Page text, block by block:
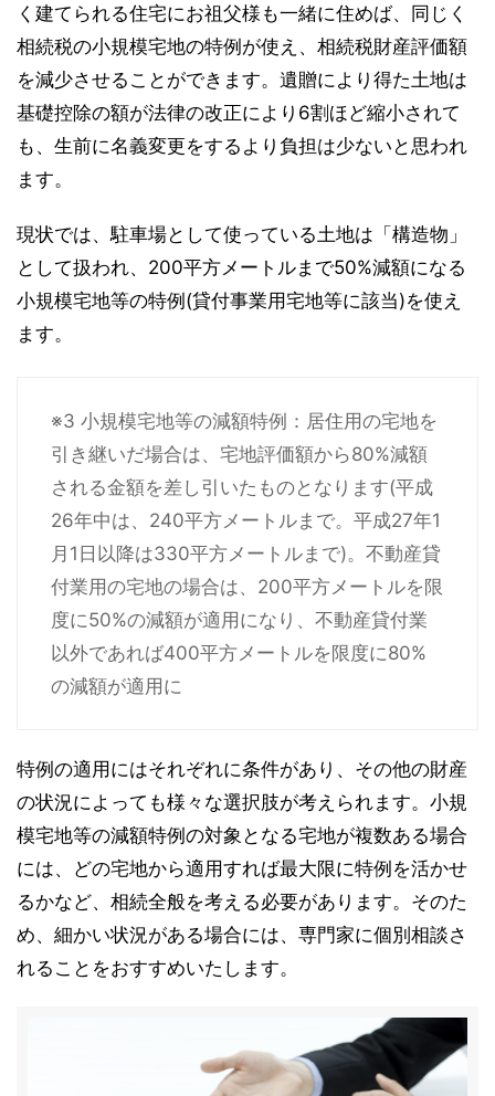
く建てられる住宅にお祖父様も一緒に住めば、同じく
相続税の小規模宅地の特例が使え、相続税財産評価額
を減少させることができます。遺贈により得た土地は
基礎控除の額が法律の改正により6割ほど縮小されて
も、生前に名義変更をするより負担は少ないと思われ
ます。
現状では、駐車場として使っている土地は「構造物」
として扱われ、200平方メートルまで50%減額になる
小規模宅地等の特例(貸付事業用宅地等に該当)を使え
ます。
※3 小規模宅地等の減額特例：居住用の宅地を
引き継いだ場合は、宅地評価額から80%減額
される金額を差し引いたものとなります(平成
26年中は、240平方メートルまで。平成27年1
月1日以降は330平方メートルまで)。不動産貸
付業用の宅地の場合は、200平方メートルを限
度に50%の減額が適用になり、不動産貸付業
以外であれば400平方メートルを限度に80%
の減額が適用に
特例の適用にはそれぞれに条件があり、その他の財産
の状況によっても様々な選択肢が考えられます。小規
模宅地等の減額特例の対象となる宅地が複数ある場合
には、どの宅地から適用すれば最大限に特例を活かせ
るかなど、相続全般を考える必要があります。そのた
め、細かい状況がある場合には、専門家に個別相談さ
れることをおすすめいたします。